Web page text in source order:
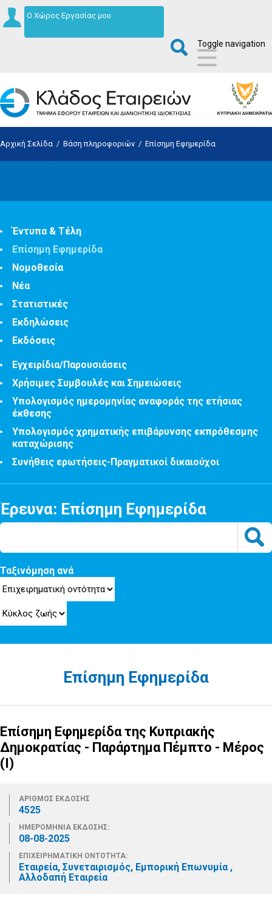
Ο Χώρος Εργασίας μου
Toggle navigation
Αρχική Σελίδα / Βάση πληροφοριών / Επίσημη Εφημερίδα
Έντυπα & Τέλη
Επίσημη Εφημερίδα
Νομοθεσία
Νέα
Στατιστικές
Εκδηλώσεις
Εκδόσεις
Εγχειρίδια/Παρουσιάσεις
Χρήσιμες Συμβουλές και Σημειώσεις
Υπολογισμός ημερομηνίας αναφοράς της ετήσιας
έκθεσης
Υπολογισμός χρηματικής επιβάρυνσης εκπρόθεσμης
καταχώρισης
Συνήθεις ερωτήσεις-Πραγματικοί δικαιούχοι
Έρευνα: Επίσημη Εφημερίδα
Ταξινόμηση ανά
Επίσημη Εφημερίδα
Επίσημη Εφημερίδα της Κυπριακής
Δημοκρατίας - Παράρτημα Πέμπτο - Μέρος
(Ι)
ΑΡΙΘΜΟΣ ΕΚΔΟΣΗΣ
4525
ΗΜΕΡΟΜΗΝΙΑ ΕΚΔΟΣΗΣ:
08-08-2025
ΕΠΙΧΕΙΡΗΜΑΤΙΚΗ ΟΝΤΟΤΗΤΑ:
Εταιρεία, Συνεταιρισμός, Εμπορική Επωνυμία ,
Αλλοδαπή Εταιρεία